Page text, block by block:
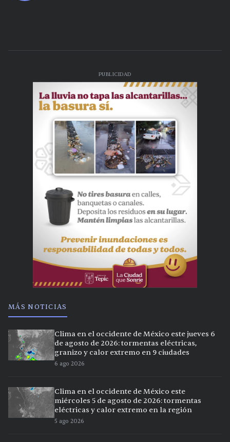
PUBLICIDAD
MÁS NOTICIAS
Clima en el occidente de México este jueves 6
de agosto de 2026: tormentas eléctricas,
granizo y calor extremo en 9 ciudades
6 ago 2026
Clima en el occidente de México este
miércoles 5 de agosto de 2026: tormentas
eléctricas y calor extremo en la región
5 ago 2026